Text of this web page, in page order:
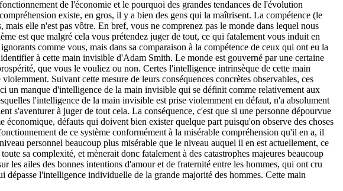
de l'économie et le pourquoi des grandes tendances de l'évolution
existe, en gros, il y a bien des gens qui la maîtrisent. La compétence (le
elle n'est pas vôtre. En bref, vous ne comprenez pas le monde dans lequel nous
est que malgré cela vous prétendez juger de tout, ce qui fatalement vous induit en
comme vous, mais dans sa comparaison à la compétence de ceux qui ont eu la
à cette main invisible d'Adam Smith. Le monde est gouverné par une certaine
que vous le vouliez ou non. Certes l'intelligence intrinsèque de cette main
Suivant cette mesure de leurs conséquences concrètes observables, ces
un manque d'intelligence de la main invisible qui se définit comme relativement aux
l'intelligence de la main invisible est prise violemment en défaut, n'a absolument
s'aventurer à juger de tout cela. La conséquence, c'est que si une personne dépourvue
économique, défauts qui doivent bien exister quelque part puisqu'on observe des choses
de ce système conformément à la misérable compréhension qu'il en a, il
personnel beaucoup plus misérable que le niveau auquel il en est actuellement, ce
sa complexité, et mènerait donc fatalement à des catastrophes majeures beaucoup
les ailes des bonnes intentions d'amour et de fraternité entre les hommes, qui ont cru
dépasse l'intelligence individuelle de la grande majorité des hommes. Cette main